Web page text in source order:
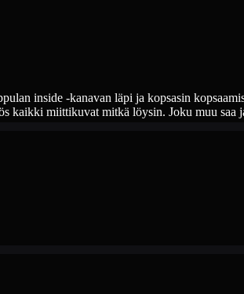
inside -kanavan läpi ja kopsasin
kaikki miittikuvat mitkä löysin. Joku muu saa